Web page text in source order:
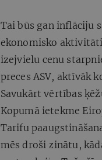
Tai būs gan inflāciju
ekonomisko
izejvielu cenu
preces ASV, aktīvāk
Savukārt vērtības
Kopumā ietekme
Tarifu
mēs droši zinātu,